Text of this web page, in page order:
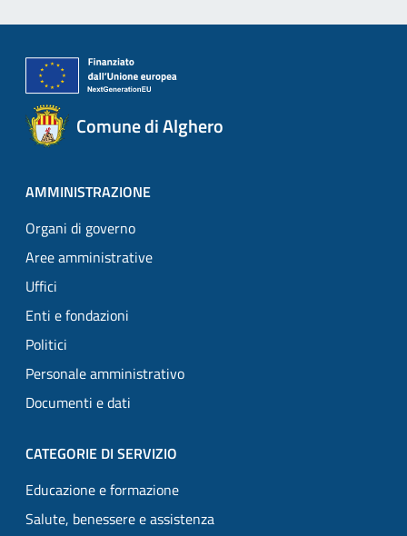
Comune di Alghero
AMMINISTRAZIONE
Organi di governo
Aree amministrative
Uffici
Enti e fondazioni
Politici
Personale amministrativo
Documenti e dati
CATEGORIE DI SERVIZIO
Educazione e formazione
Salute, benessere e assistenza